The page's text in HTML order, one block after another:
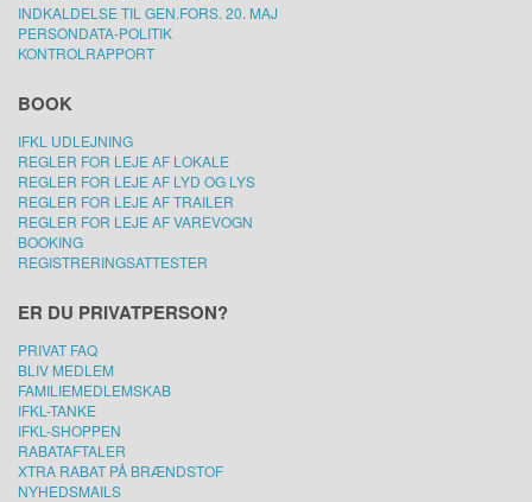
INDKALDELSE TIL GEN.FORS. 20. MAJ
PERSONDATA-POLITIK
KONTROLRAPPORT
BOOK
IFKL UDLEJNING
REGLER FOR LEJE AF LOKALE
REGLER FOR LEJE AF LYD OG LYS
REGLER FOR LEJE AF TRAILER
REGLER FOR LEJE AF VAREVOGN
BOOKING
REGISTRERINGSATTESTER
ER DU PRIVATPERSON?
PRIVAT FAQ
BLIV MEDLEM
FAMILIEMEDLEMSKAB
IFKL-TANKE
IFKL-SHOPPEN
RABATAFTALER
XTRA RABAT PÅ BRÆNDSTOF
NYHEDSMAILS